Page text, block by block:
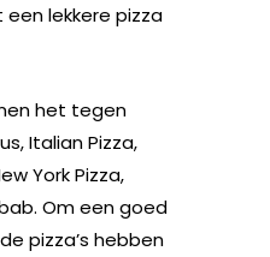
lekkere pizza
het tegen
Italian Pizza,
York Pizza,
Om een goed
pizza’s hebben